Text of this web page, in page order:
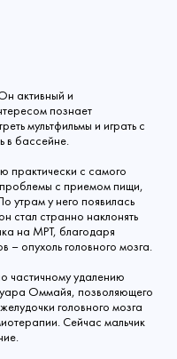
активный и
познает
мультфильмы и играть с
в бассейне.
практически с самого
с приемом пищи,
утрам у него появилась
стал странно наклонять
на МРТ, благодаря
– опухоль головного мозга.
частичному удалению
Оммайя, позволяющего
головного мозга
Сейчас мальчик